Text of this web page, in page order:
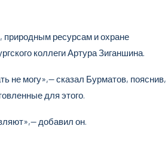
природным ресурсам и охране
коллеги Артура Зиганшина.
не могу»,— сказал Бурматов, пояснив,
для этого.
добавил он.